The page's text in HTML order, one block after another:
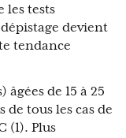
les tests
devient
tendance
de 15 à 25
de tous les cas de
(1). Plus